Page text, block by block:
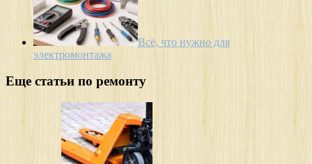
Всё, что нужно для
электромонтажа
Еще статьи по ремонту